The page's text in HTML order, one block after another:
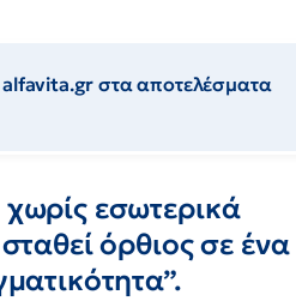
alfavita.gr στα αποτελέσματα
εσωτερικά
όρθιος σε ένα